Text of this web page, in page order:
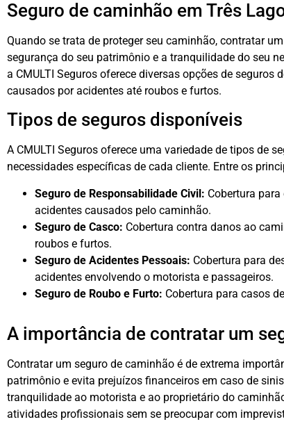
Seguro de caminhão em Três
Quando se trata de proteger seu caminhão, contratar
segurança do seu patrimônio e a tranquilidade do seu
a CMULTI Seguros oferece diversas opções de seguros
causados por acidentes até roubos e furtos.
Tipos de seguros disponíveis
A CMULTI Seguros oferece uma variedade de tipos de
necessidades específicas de cada cliente. Entre os
Seguro de Responsabilidade Civil: Cobertura
acidentes causados pelo caminhão.
Seguro de Casco: Cobertura contra danos ao
roubos e furtos.
Seguro de Acidentes Pessoais: Cobertura para
acidentes envolvendo o motorista e passageiros.
Seguro de Roubo e Furto: Cobertura para casos
A importância de contratar um
Contratar um seguro de caminhão é de extrema
patrimônio e evita prejuízos financeiros em caso de
tranquilidade ao motorista e ao proprietário do
atividades profissionais sem se preocupar com